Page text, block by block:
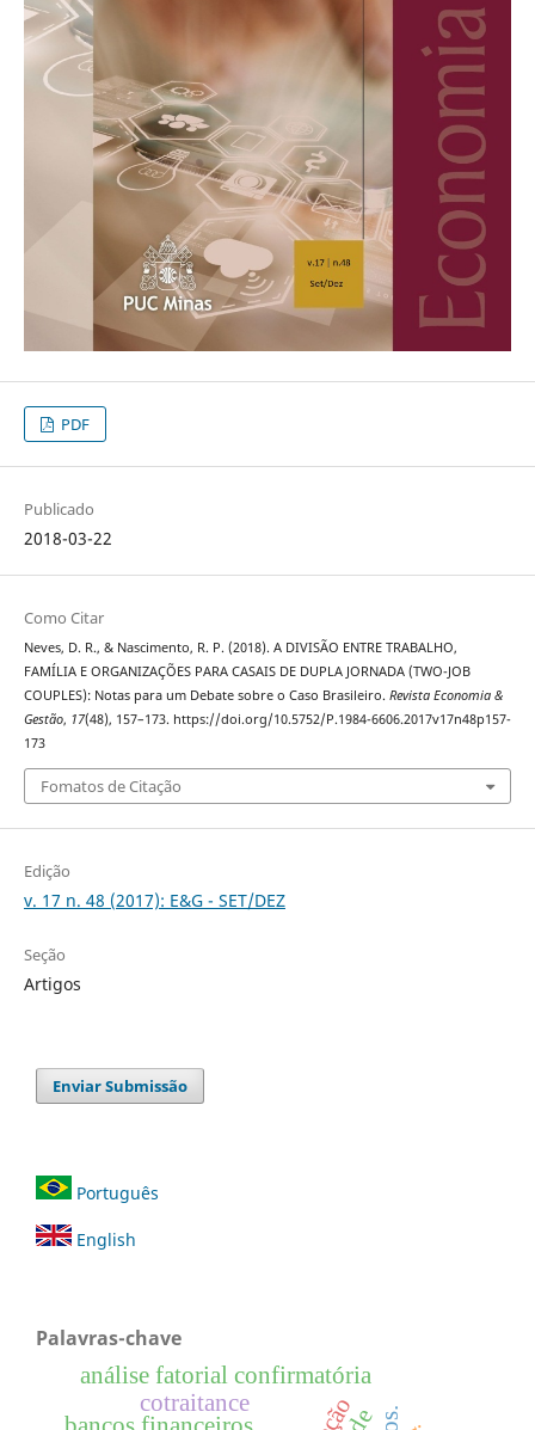
PDF
Publicado
2018-03-22
Como Citar
Neves, D. R., & Nascimento, R. P. (2018). A DIVISÃO ENTRE TRABALHO,
FAMÍLIA E ORGANIZAÇÕES PARA CASAIS DE DUPLA JORNADA (TWO-JOB
COUPLES): Notas para um Debate sobre o Caso Brasileiro. Revista Economia &
Gestão, 17(48), 157–173. https://doi.org/10.5752/P.1984-6606.2017v17n48p157-
173
Fomatos de Citação
Edição
v. 17 n. 48 (2017): E&G - SET/DEZ
Seção
Artigos
Enviar Submissão
Português
English
Palavras-chave
análise fatorial confirmatória
bancos financeiros
cotraitance